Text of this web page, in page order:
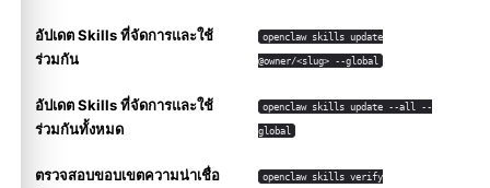
อัปเดต Skills ที่จัดการและใช้
ร่วมกัน
openclaw skills update
@owner/<slug> --global
อัปเดต Skills ที่จัดการและใช้
ร่วมกันทั้งหมด
openclaw skills update --all --
global
ตรวจสอบขอบเขตความน่าเชื่อ
openclaw skills verify